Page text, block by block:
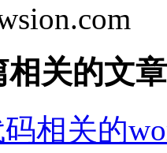
关的文
相关的